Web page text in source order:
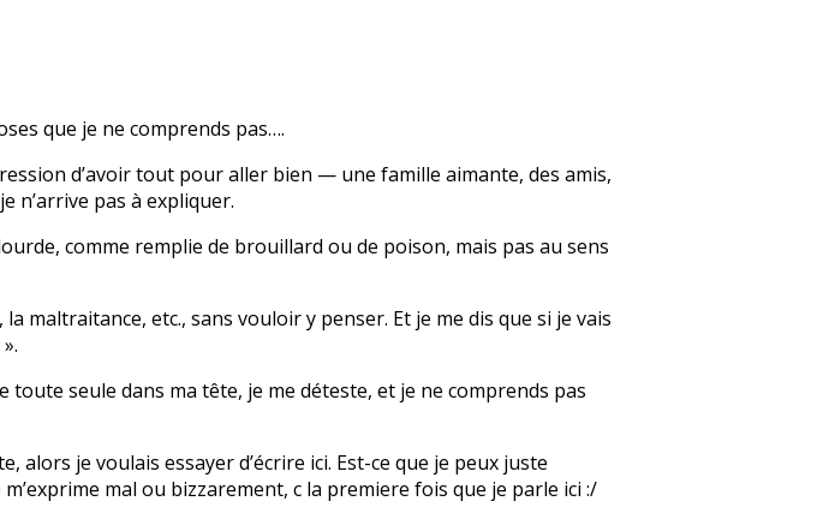
que je ne comprends pas….
d’avoir tout pour aller bien — une famille aimante, des amis,
n’arrive pas à expliquer.
comme remplie de brouillard ou de poison, mais pas au sens
maltraitance, etc., sans vouloir y penser. Et je me dis que si je vais
toute seule dans ma tête, je me déteste, et je ne comprends pas
alors je voulais essayer d’écrire ici. Est-ce que je peux juste
mal ou bizzarement, c la premiere fois que je parle ici :/